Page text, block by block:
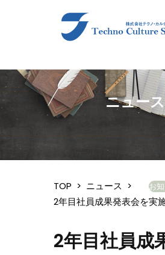
ニュース
TOP > ニュース > お
2年目社員成果発表会を実
2年目社員成